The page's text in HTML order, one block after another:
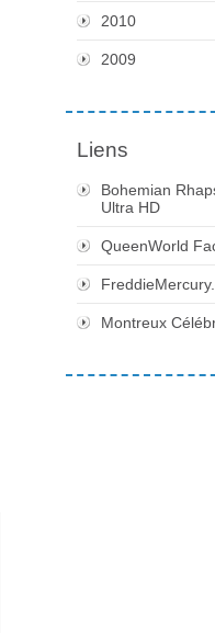
2010
2009
Liens
Bohemian
Ultra HD
QueenWorld
Montreux